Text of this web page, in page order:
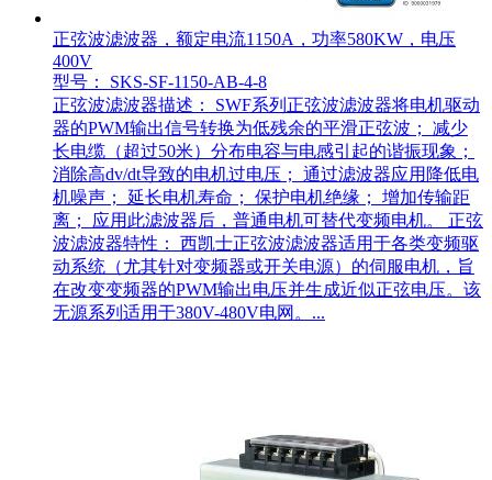
正弦波滤波器，额定电流1150A，功率580KW，电压
400V
型号： SKS-SF-1150-AB-4-8
正弦波滤波器描述： SWF系列正弦波滤波器将电机驱动
器的PWM输出信号转换为低残余的平滑正弦波； 减少
长电缆（超过50米）分布电容与电感引起的谐振现象；
消除高dv/dt导致的电机过电压； 通过滤波器应用降低电
机噪声； 延长电机寿命； 保护电机绝缘； 增加传输距
离； 应用此滤波器后，普通电机可替代变频电机。 正弦
波滤波器特性： 西凯士正弦波滤波器适用于各类变频驱
动系统（尤其针对变频器或开关电源）的伺服电机，旨
在改变变频器的PWM输出电压并生成近似正弦电压。该
无源系列适用于380V-480V电网。...